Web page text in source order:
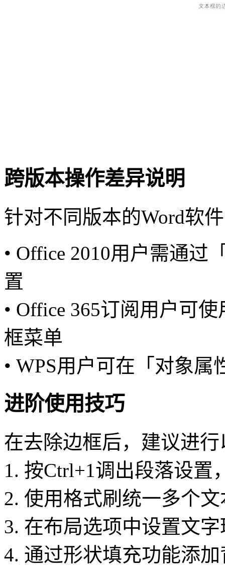
跨版本操作差异说明
针对不同版本的Word软
• Office 2010用户需通过
置
• Office 365订阅用户可
框菜单
• WPS用户可在「对象
进阶使用技巧
在去除边框后，建议进
1. 按Ctrl+1调出段落设置
2. 使用格式刷统一多个
3. 在布局选项中设置文
4. 通过形状填充功能添